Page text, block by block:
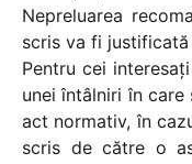
Nepreluarea
scris va fi justificată
Pentru cei
unei întâlniri în
act normativ, în
scris de către o